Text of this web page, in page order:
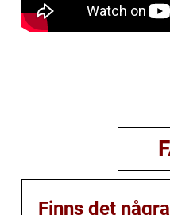
Finns det